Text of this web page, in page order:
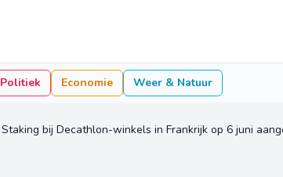
Politiek Economie Weer & Natuur
Staking bij Decathlon-winkels in Frankrijk op 6 juni